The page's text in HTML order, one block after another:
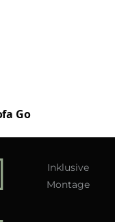
Go
Inklusive
Montage